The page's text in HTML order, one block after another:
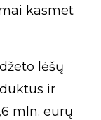
kasmet
lėšų
ir
mln. eurų